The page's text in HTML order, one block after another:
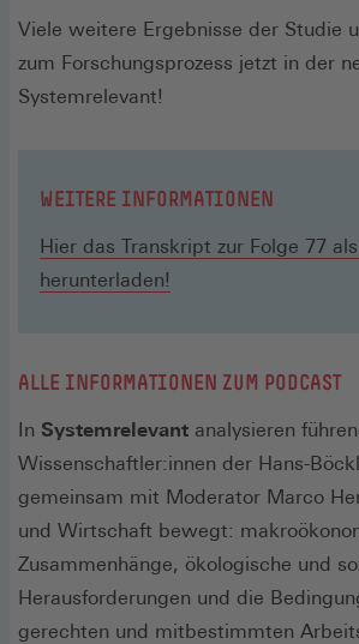
Viele weitere Ergebnisse der Studie
zum Forschungsprozess jetzt in der
Systemrelevant!
WEITERE INFORMATIONEN
Hier das Transkript zur Folge 77
herunterladen!
ALLE INFORMATIONEN ZUM PODCAST
In Systemrelevant analysieren
Wissenschaftler:innen der Hans-
gemeinsam mit Moderator Marco
und Wirtschaft bewegt:
Zusammenhänge, ökologische und
Herausforderungen und die
gerechten und mitbestimmten